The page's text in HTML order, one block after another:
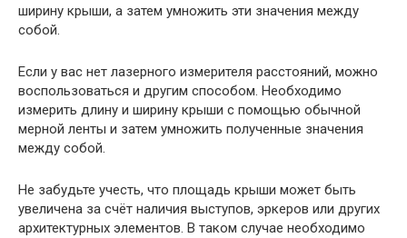
ширину крыши, а затем умножить эти значения между
собой.
Если у вас нет лазерного измерителя расстояний, можно
воспользоваться и другим способом. Необходимо
измерить длину и ширину крыши с помощью обычной
мерной ленты и затем умножить полученные значения
между собой.
Не забудьте учесть, что площадь крыши может быть
увеличена за счёт наличия выступов, эркеров или других
архитектурных элементов. В таком случае необходимо